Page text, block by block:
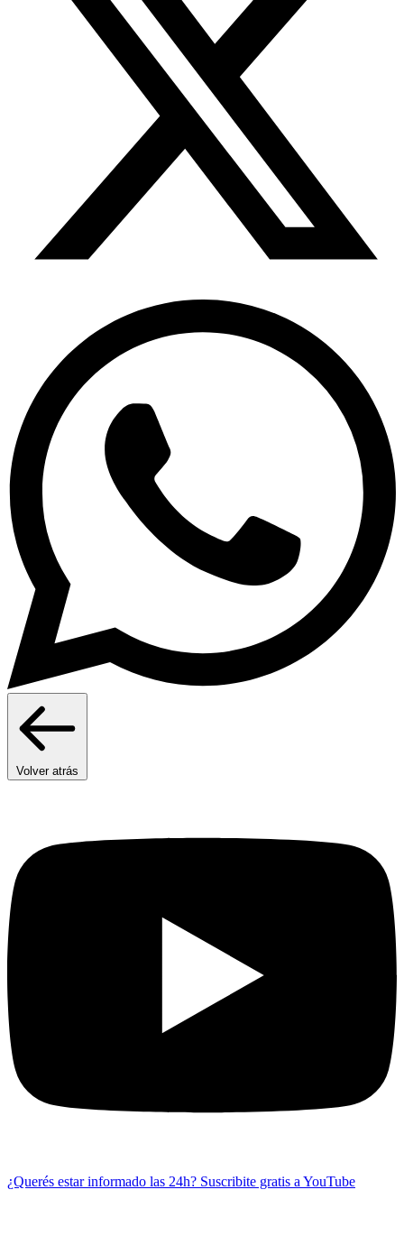
Volver atrás
¿Querés estar informado las 24h? Suscribite gratis a YouTube